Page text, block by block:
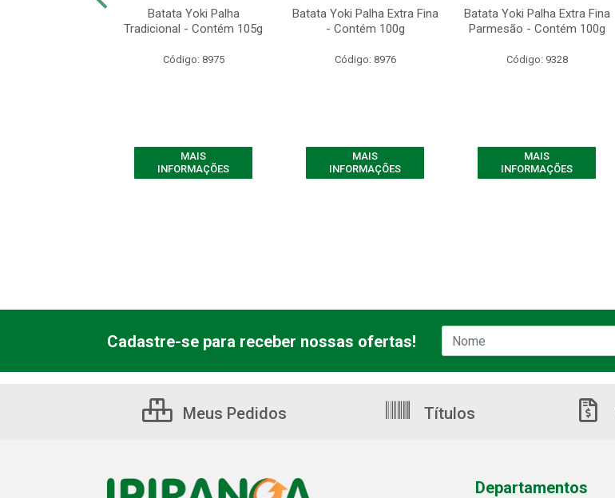
Batata Yoki Palha
Tradicional - Contém 105g
Código: 8975
MAIS
INFORMAÇÕES
Batata Yoki Palha Extra Fina
- Contém 100g
Código: 8976
MAIS
INFORMAÇÕES
Batata Yoki Palha Extra Fina
Parmesão - Contém 100g
Código: 9328
MAIS
INFORMAÇÕES
Cadastre-se para receber nossas ofertas!
Meus Pedidos Títulos
Departamentos